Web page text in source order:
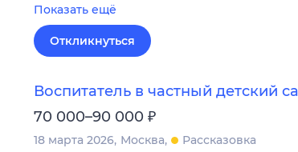
Показать ещё
Откликнуться
Воспитатель в частный детский
70 000–90 000 ₽
18 марта 2026 Москва
Рассказовка